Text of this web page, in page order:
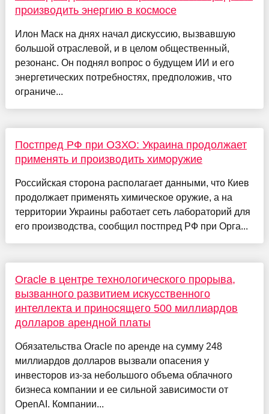
производить энергию в космосе
Илон Маск на днях начал дискуссию, вызвавшую
большой отраслевой, и в целом общественный,
резонанс. Он поднял вопрос о будущем ИИ и его
энергетических потребностях, предположив, что
ограниче...
Постпред РФ при ОЗХО: Украина продолжает
применять и производить химоружие
Российская сторона располагает данными, что Киев
продолжает применять химическое оружие, а на
территории Украины работает сеть лабораторий для
его производства, сообщил постпред РФ при Орга...
Oracle в центре технологического прорыва,
вызванного развитием искусственного
интеллекта и приносящего 500 миллиардов
долларов арендной платы
Обязательства Oracle по аренде на сумму 248
миллиардов долларов вызвали опасения у
инвесторов из-за небольшого объема облачного
бизнеса компании и ее сильной зависимости от
OpenAI. Компании...